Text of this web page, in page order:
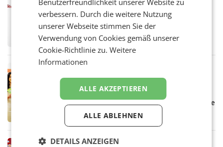
ProSiebenSat.1 spart und macht
überraschend viel Gewinn
UNTERFÖHRING/MAILAND/AMSTERDAM. Der
Frühjahr dank Kostensenkungen operativ
wieder Gewinn gemacht und die
Markterwartung deutlich übertroffen.
Eine Bühne für Zirkularität: ARA und
Müller informieren am POS über
Kreislauffähigkeit
Über den gesamten August hinweg rücken die
Altstoff Recycling Austria AG (ARA) und der
Handelskonzern Müller die Initiative
Müller-Filialen
RETAIL
verbessern. Durch die weitere Nutzung
unserer Webseite stimmen Sie der
Verwendung von Cookies gemäß unserer
Cookie-Richtlinie zu.Weitere
Informationen
ALLE AKZEPTIEREN
ALLE ABLEHNEN
DETAILS ANZEIGEN